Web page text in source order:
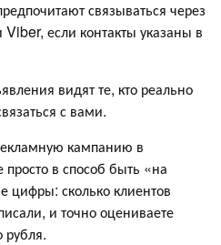
связываться через
если контакты указаны в
видят те, кто реально
с вами.
кампанию в
в способ быть «на
цифры: сколько клиентов
и точно оцениваете
рубля.